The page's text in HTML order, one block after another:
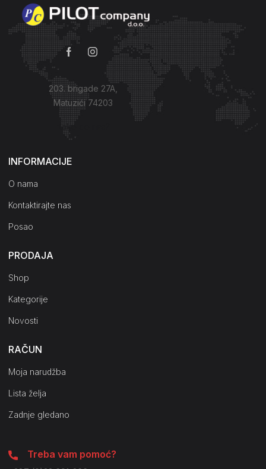
203. brigade 27A,
Matuzići 74203
Kako do nas?
INFORMACIJE
O nama
Kontaktirajte nas
Posao
PRODAJA
Shop
Kategorije
Novosti
RAČUN
Moja narudžba
Lista želja
Zadnje gledano
Treba vam pomoć?